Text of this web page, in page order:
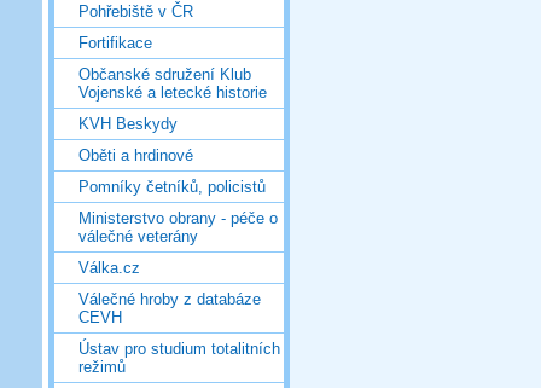
Pohřebiště v ČR
Fortifikace
Občanské sdružení Klub
Vojenské a letecké historie
KVH Beskydy
Oběti a hrdinové
Pomníky četníků, policistů
Ministerstvo obrany - péče o
válečné veterány
Válka.cz
Válečné hroby z databáze
CEVH
Ústav pro studium totalitních
režimů